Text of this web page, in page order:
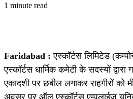
1 minute read
Faridabad : एस्कॉर्टस लिमिटेड
एस्कॉर्टस धार्मिक कमेटी के सदस्यों द्वारा
एकादशी पर छबील लगाकर राहगीरों को